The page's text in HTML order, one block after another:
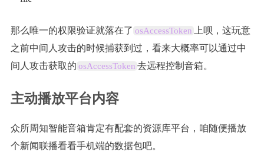
那么唯一的权限验证就落在了 osAccessToken 上呗，这玩意
之前中间人攻击的时候捕获到过，看来大概率可以通过中
间人攻击获取的 osAccessToken 去远程控制音箱。
主动播放平台内容
众所周知智能音箱肯定有配套的资源库平台，咱随便播放
个新闻联播看看手机端的数据包吧。